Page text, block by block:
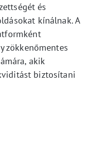
és
kínálnak. A
zökkenőmentes
akik
biztosítani